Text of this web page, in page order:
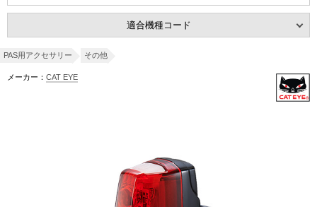
適合機種コード
PAS用アクセサリー その他
メーカー： CAT EYE